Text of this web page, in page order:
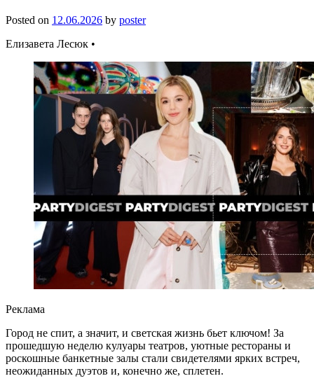
Posted on 12.06.2026 by poster
Елизавета Лесюк •
Реклама
Город не спит, а значит, и светская жизнь бьет ключом! За
прошедшую неделю кулуары театров, уютные рестораны и
роскошные банкетные залы стали свидетелями ярких встреч,
неожиданных дуэтов и, конечно же, сплетен.